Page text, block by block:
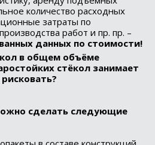
количество расходных
затраты по
работ и пр. пр. –
данных по стоимости!
в общем объёме
стёкол занимает
сделать следующие